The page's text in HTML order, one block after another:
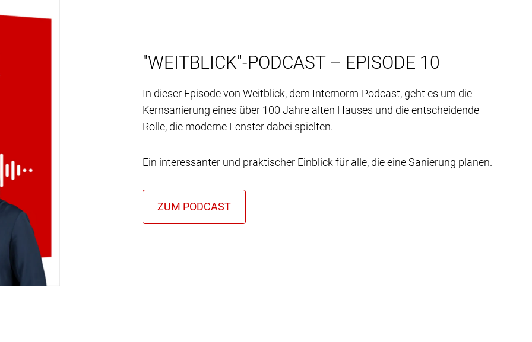
"WEITBLICK"-PODCAST – EPISODE 10
In dieser Episode von Weitblick, dem Internorm-Podcast, geht es um die
Kernsanierung eines über 100 Jahre alten Hauses und die entscheidende
Rolle, die moderne Fenster dabei spielten.
Ein interessanter und praktischer Einblick für alle, die eine Sanierung planen.